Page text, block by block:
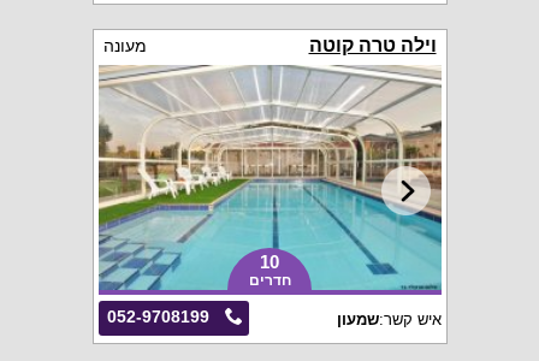
וילה טרה קוטה מעונה
10
חדרים
052-9708199 איש קשר:שמעון